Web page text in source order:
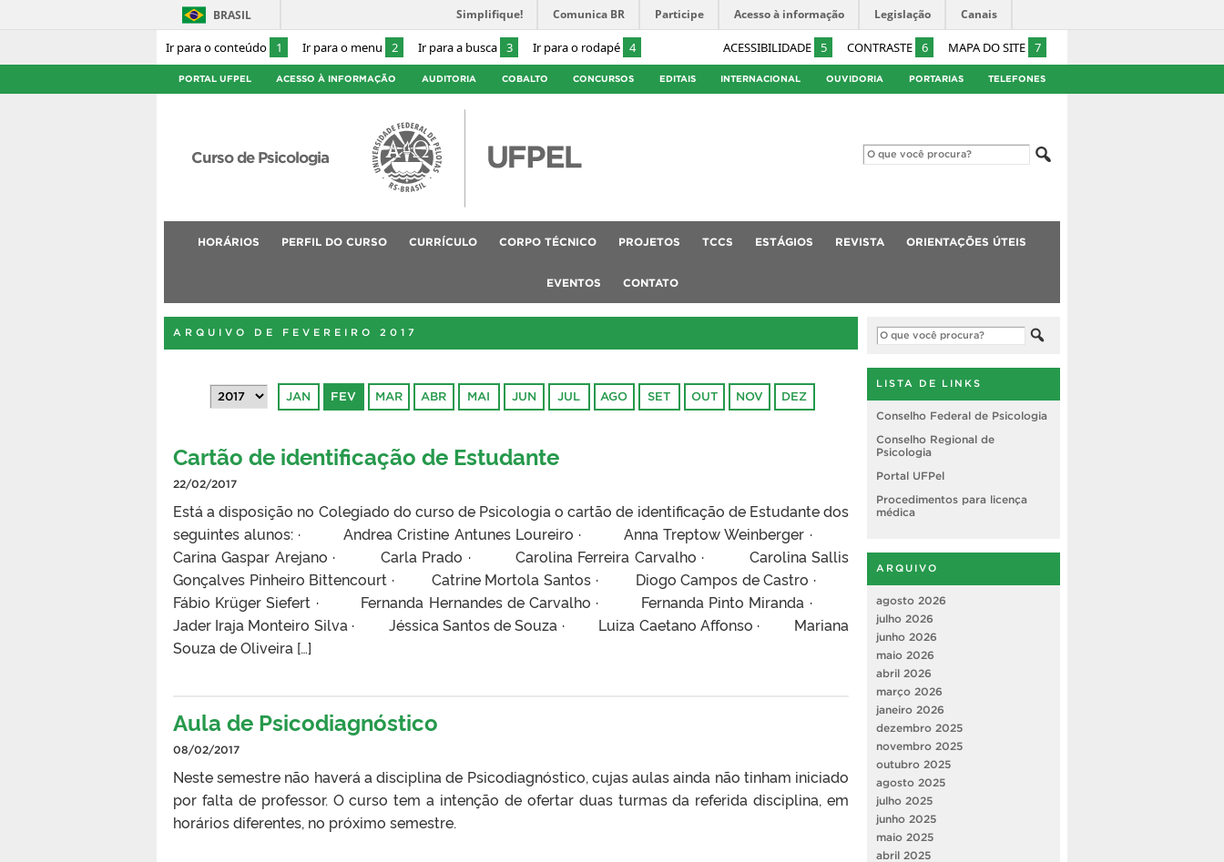
Ir para o conteúdo 1 Ir para o menu 2 Ir para a busca 3 Ir para o rodapé 4 ACESSIBILIDADE 5 CONTRASTE 6 MAPA DO SITE 7
BRASIL Simplifique! Comunica BR Participe Acesso à informação Legislação Canais
PORTAL UFPEL ACESSO À INFORMAÇÃO AUDITORIA COBALTO CONCURSOS EDITAIS INTERNACIONAL OUVIDORIA PORTARIAS TELEFONES
Curso de Psicologia
HORÁRIOS PERFIL DO CURSO CURRÍCULO CORPO TÉCNICO PROJETOS TCCS ESTÁGIOS REVISTA ORIENTAÇÕES ÚTEIS
EVENTOS CONTATO
ARQUIVO DE FEVEREIRO 2017
JAN FEV MAR ABR MAI JUN JUL AGO SET OUT NOV DEZ
Cartão de identificação de Estudante
22/02/2017
Está a disposição no Colegiado do curso de Psicologia o cartão de identificação de Estudante dos
seguintes alunos: · Andrea Cristine Antunes Loureiro · Anna Treptow Weinberger ·
Carina Gaspar Arejano · Carla Prado · Carolina Ferreira Carvalho · Carolina Sallis
Gonçalves Pinheiro Bittencourt · Catrine Mortola Santos · Diogo Campos de Castro ·
Fábio Krüger Siefert · Fernanda Hernandes de Carvalho · Fernanda Pinto Miranda ·
Jader Iraja Monteiro Silva · Jéssica Santos de Souza · Luiza Caetano Affonso · Mariana
Souza de Oliveira […]
Aula de Psicodiagnóstico
08/02/2017
Neste semestre não haverá a disciplina de Psicodiagnóstico, cujas aulas ainda não tinham iniciado
por falta de professor. O curso tem a intenção de ofertar duas turmas da referida disciplina, em
horários diferentes, no próximo semestre.
LISTA DE LINKS
Conselho Federal de Psicologia
Conselho Regional de
Psicologia
Portal UFPel
Procedimentos para licença
médica
ARQUIVO
agosto 2026
julho 2026
junho 2026
maio 2026
abril 2026
março 2026
janeiro 2026
dezembro 2025
novembro 2025
outubro 2025
agosto 2025
julho 2025
junho 2025
maio 2025
abril 2025